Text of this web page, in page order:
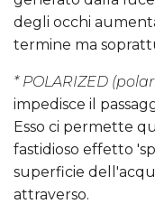
degli occhi
termine ma
* POLARIZED
impedisce il
Esso ci permette
fastidioso effetto
superficie
attraverso.